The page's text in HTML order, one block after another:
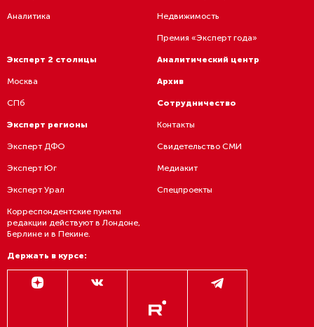
Аналитика Недвижимость
Премия «Эксперт года»
Эксперт 2 столицы
Москва
СПб
Эксперт регионы
Эксперт ДФО
Эксперт Юг
Эксперт Урал
Корреспондентские пункты
редакции действуют в Лондоне,
Берлине и в Пекине.
Аналитический центр
Архив
Сотрудничество
Контакты
Свидетельство СМИ
Медиакит
Спецпроекты
Держать в курсе: